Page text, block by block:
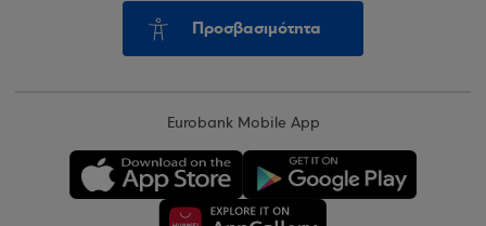
Προσβασιμότητα
Eurobank Mobile App